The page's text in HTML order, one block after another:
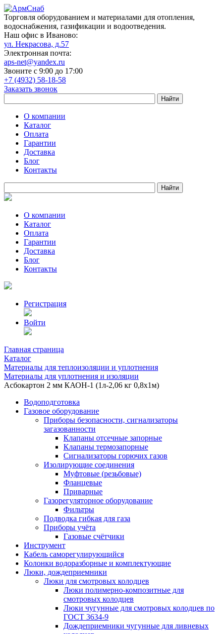
Торговля оборудованием и материалами для отопления,
водоснабжения, газификации и водоотведения.
Наш офис в Иваново:
ул. Некрасова, д.57
Электронная почта:
aps-net@yandex.ru
Звоните с 9:00 до 17:00
+7 (4932) 58-18-58
Заказать звонок
О компании
Каталог
Оплата
Гарантии
Доставка
Блог
Контакты
О компании
Каталог
Оплата
Гарантии
Доставка
Блог
Контакты
Регистрация
Войти
Главная страница
Каталог
Материалы для теплоизоляции и уплотнения
Материалы для уплотнения и изоляции
Асбокартон 2 мм КАОН-1 (1л-2,06 кг 0,8х1м)
Водоподготовка
Газовое оборудование
Приборы безопасности, сигнализаторы
загазованности
Клапаны отсечные запорные
Клапаны термозапорные
Сигнализаторы горючих газов
Изолирующие соединения
Муфтовые (резьбовые)
Фланцевые
Приварные
Газорегуляторное оборудование
Фильтры
Подводка гибкая для газа
Приборы учёта
Газовые счётчики
Инструмент
Кабель саморегулирующийся
Колонки водоразборные и комплектующие
Люки, дождеприемники
Люки для смотровых колодцев
Люки полимерно-композитные для
смотровых колодцев
Люки чугунные для смотровых колодцев по
ГОСТ 3634-9
Дождеприемники чугунные для ливневых